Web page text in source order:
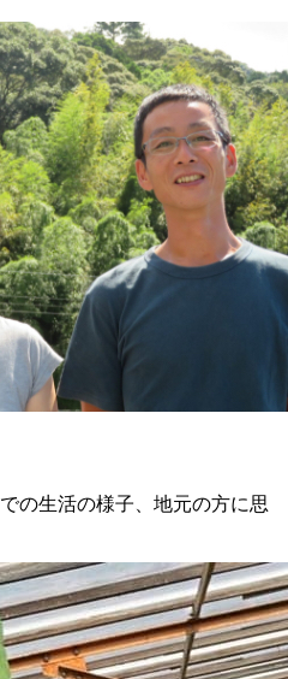
の生活の様子、地元の方に思